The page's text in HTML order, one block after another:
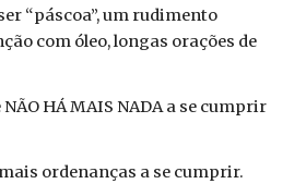
“páscoa”, um rudimento
com óleo, longas orações de
HÁ MAIS NADA a se cumprir
ordenanças a se cumprir.